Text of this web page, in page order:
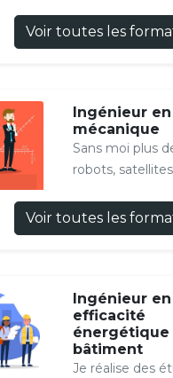
Voir toutes les
Ingénieur en
mécanique
Sans moi plus
robots,
Voir toutes les
Ingénieur en
efficacité
énergétique
bâtiment
Je réalise des